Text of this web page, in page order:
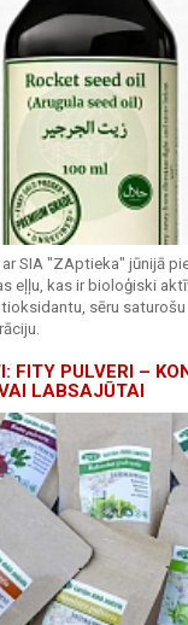
SIA "ZAptieka" jūnijā
eļļu, kas ir bioloģiski
sēru saturošu
FITY PULVERI –
LABSAJŪTAI